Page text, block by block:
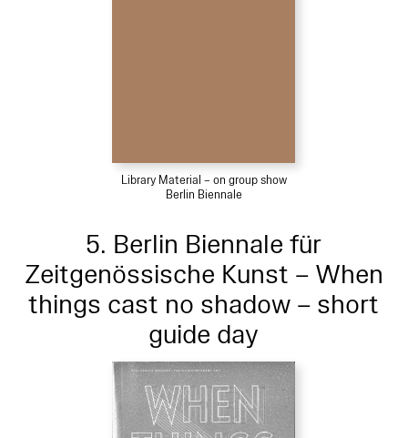
Library Material – on group show
Berlin Biennale
5. Berlin Biennale für
Zeitgenössische Kunst – When
things cast no shadow – short
guide day